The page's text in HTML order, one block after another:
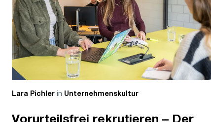
Lara Pichler in Unternehmenskultur